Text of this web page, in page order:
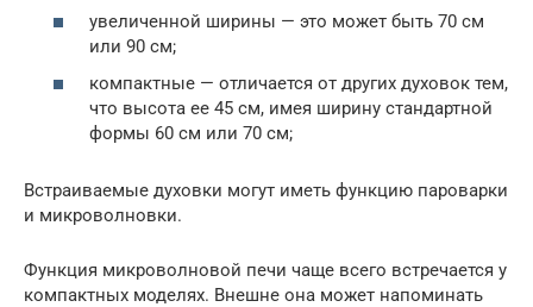
увеличенной ширины — это может быть 70 см
или 90 см;
компактные — отличается от других духовок тем,
что высота ее 45 см, имея ширину стандартной
формы 60 см или 70 см;
Встраиваемые духовки могут иметь функцию пароварки
и микроволновки.
Функция микроволновой печи чаще всего встречается у
компактных моделях. Внешне она может напоминать